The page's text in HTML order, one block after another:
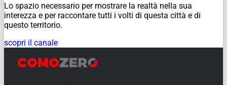
Lo spazio necessario per mostrare la realtà nella sua
interezza e per raccontare tutti i volti di questa città e di
questo territorio.
scopri il canale